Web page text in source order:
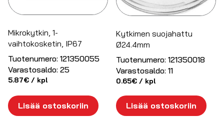
Mikrokytkin, 1-
vaihtokosketin, IP67
Tuotenumero: 121350055
Varastosaldo: 25
5.87€ / kpl
Lisää ostoskoriin
Kytkimen suojahattu
Ø24.4mm
Tuotenumero: 121350018
Varastosaldo: 11
0.65€ / kpl
Lisää ostoskoriin